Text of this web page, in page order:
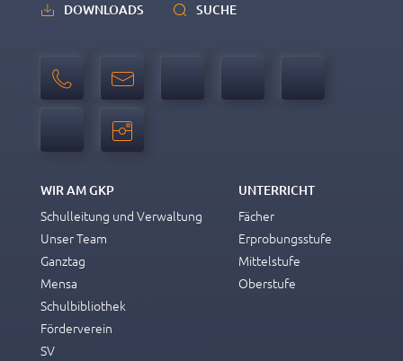
DOWNLOADS SUCHE
WIR AM GKP
Schulleitung und Verwaltung
Unser Team
Ganztag
Mensa
Schulbibliothek
Förderverein
SV
UNTERRICHT
Fächer
Erprobungsstufe
Mittelstufe
Oberstufe